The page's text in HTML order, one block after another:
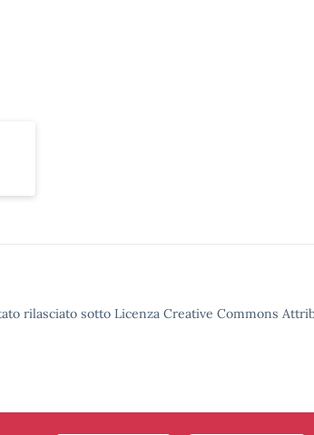
rilasciato sotto Licenza Creative Commons